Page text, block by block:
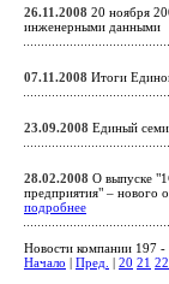
26.11.2008 20 ноября
инженерными
07.11.2008 Итоги
23.09.2008 Единый
28.02.2008 О выпуске
предприятия" – нового
подробнее
Новости компании 197 -
Начало
Пред. 20 21 22